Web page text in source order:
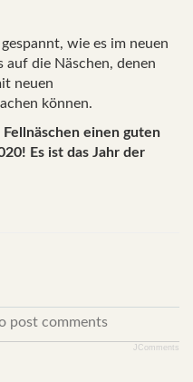
wie es im neuen
die Näschen, denen
neuen
können.
einen guten
Es ist das Jahr der
post comments
JComments